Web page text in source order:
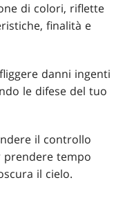
di colori, riflette
finalità e
danni ingenti
le difese del tuo
il controllo
prendere tempo
il cielo.